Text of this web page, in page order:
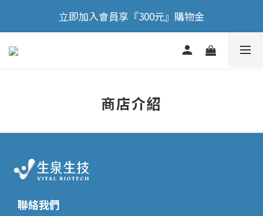
🎉 歡慶88節，滿額送膠原蛋白正貨！！
立即加入會員享『300元』購物金
🎉 歡慶88節，滿額送膠原蛋白正貨！！
商店介紹
聯絡我們